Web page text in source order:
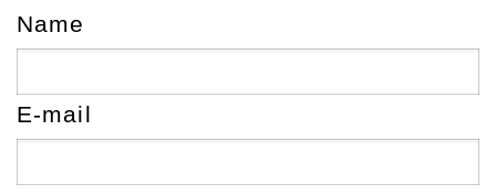
Name
E-mail